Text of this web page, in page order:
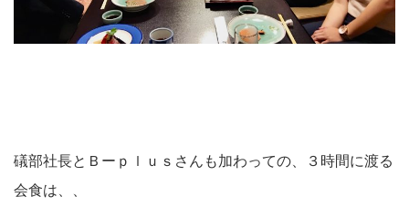
礒部社長とＢーｐｌｕｓさんも加わっての、３時間に渡る
会食は、、